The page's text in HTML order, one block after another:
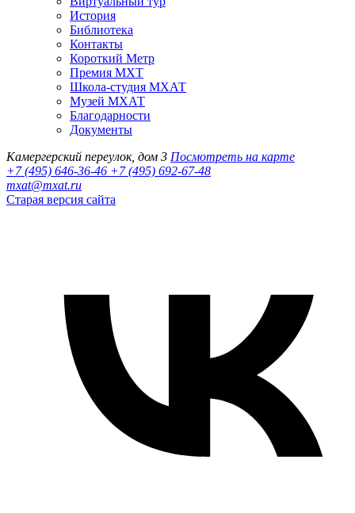
История
Библиотека
Контакты
Короткий Метр
Премия МХТ
Школа-студия МХАТ
Музей МХАТ
Благодарности
Документы
Камергерский переулок, дом 3 Посмотреть на карте
+7 (495) 646-36-46 +7 (495) 692-67-48‬
mxat@mxat.ru
Старая версия сайта